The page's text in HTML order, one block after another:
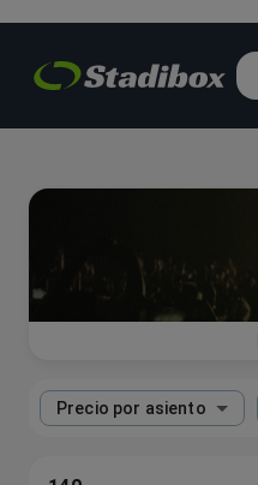
Precio por asiento